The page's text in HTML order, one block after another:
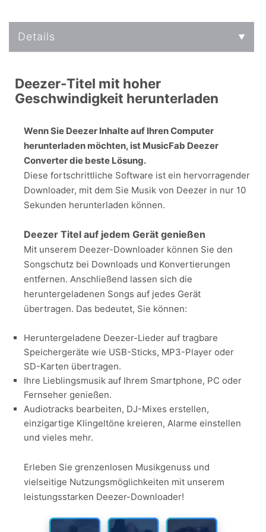
Details
Deezer-Titel mit hoher
Geschwindigkeit herunterladen
Wenn Sie Deezer Inhalte auf Ihren Computer
herunterladen möchten, ist MusicFab Deezer
Converter die beste Lösung.
Diese fortschrittliche Software ist ein hervorragender
Downloader, mit dem Sie Musik von Deezer in nur 10
Sekunden herunterladen können.
Deezer Titel auf jedem Gerät genießen
Mit unserem Deezer-Downloader können Sie den
Songschutz bei Downloads und Konvertierungen
entfernen. Anschließend lassen sich die
heruntergeladenen Songs auf jedes Gerät
übertragen. Das bedeutet, Sie können:
Heruntergeladene Deezer-Lieder auf tragbare
Speichergeräte wie USB-Sticks, MP3-Player oder
SD-Karten übertragen.
Ihre Lieblingsmusik auf Ihrem Smartphone, PC oder
Fernseher genießen.
Audiotracks bearbeiten, DJ-Mixes erstellen,
einzigartige Klingeltöne kreieren, Alarme einstellen
und vieles mehr.
Erleben Sie grenzenlosen Musikgenuss und
vielseitige Nutzungsmöglichkeiten mit unserem
leistungsstarken Deezer-Downloader!